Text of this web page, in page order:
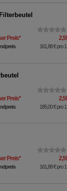
Preis*
161,88 €pro 1
Preis*
185,00 €pro 1
Preis*
161,88 €pro 1